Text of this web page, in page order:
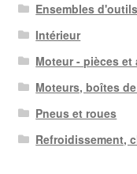
Ensembles d'outils
Intérieur
Moteur - pièces et
Moteurs, boîtes
Pneus et roues
Refroidissement,